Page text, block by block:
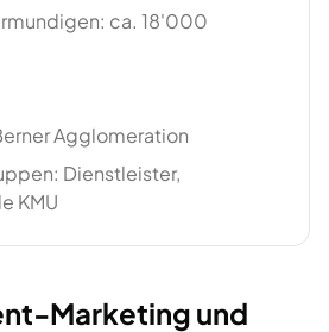
ca. 18'000
Agglomeration
Dienstleister,
KMU
Marketing und